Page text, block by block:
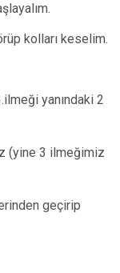
kolları keselim.
yanındaki 2
(yine 3 ilmeğimiz
geçirip